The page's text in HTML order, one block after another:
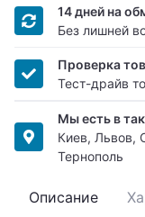
14 дней на
Без лишней
Проверка
Тест-драйв
Мы есть в
Киев, Львов,
Тернополь
Описание